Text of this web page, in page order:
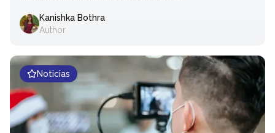
Kanishka Bothra
Author
Noticias